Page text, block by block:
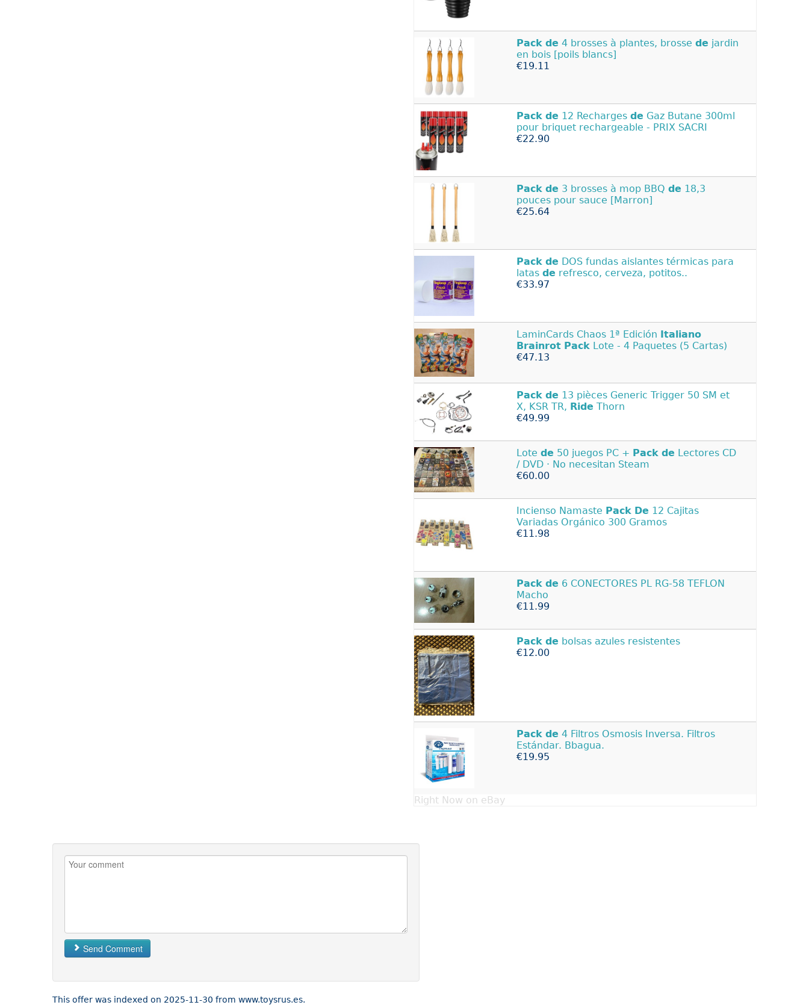
Pack de 4 brosses à plantes, brosse de jardin
en bois [poils blancs]
€19.11
Pack de 12 Recharges de Gaz Butane 300ml
pour briquet rechargeable - PRIX SACRI
€22.90
Pack de 3 brosses à mop BBQ de 18,3
pouces pour sauce [Marron]
€25.64
Pack de DOS fundas aislantes térmicas para
latas de refresco, cerveza, potitos..
€33.97
LaminCards Chaos 1ª Edición Italiano
Brainrot Pack Lote - 4 Paquetes (5 Cartas)
€47.13
Pack de 13 pièces Generic Trigger 50 SM et
X, KSR TR, Ride Thorn
€49.99
Lote de 50 juegos PC + Pack de Lectores CD
/ DVD · No necesitan Steam
€60.00
Incienso Namaste Pack De 12 Cajitas
Variadas Orgánico 300 Gramos
€11.98
Pack de 6 CONECTORES PL RG-58 TEFLON
Macho
€11.99
Pack de bolsas azules resistentes
€12.00
Pack de 4 Filtros Osmosis Inversa. Filtros
Estándar. Bbagua.
€19.95
Right Now on eBay
Send Comment
This offer was indexed on 2025-11-30 from www.toysrus.es.